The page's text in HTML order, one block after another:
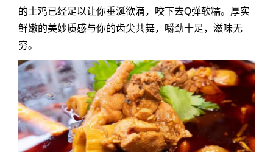
的土鸡已经足以让你垂涎欲滴，咬下去Q弹软糯。厚实
鲜嫩的美妙质感与你的齿尖共舞，嚼劲十足，滋味无
穷。